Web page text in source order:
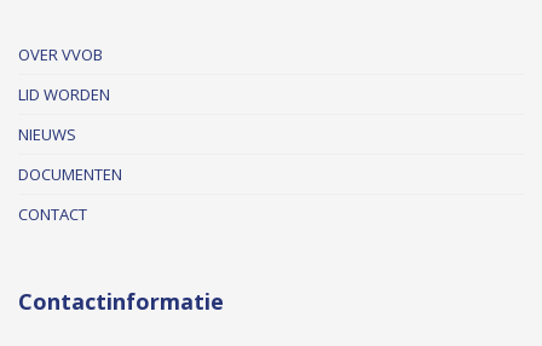
OVER VVOB
LID WORDEN
NIEUWS
DOCUMENTEN
CONTACT
Contactinformatie